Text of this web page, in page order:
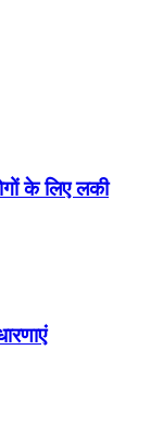
के लिए लकी